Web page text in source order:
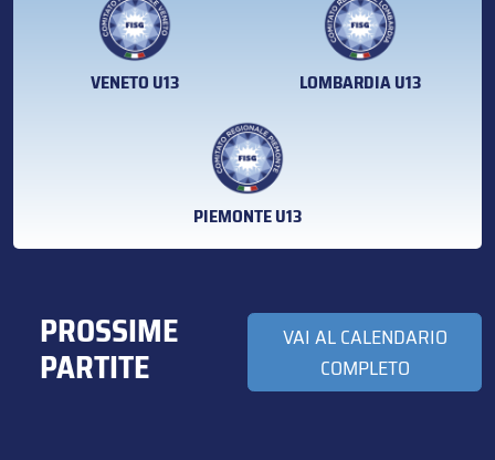
VENETO U13 LOMBARDIA U13
PIEMONTE U13
PROSSIME
PARTITE
VAI AL CALENDARIO
COMPLETO